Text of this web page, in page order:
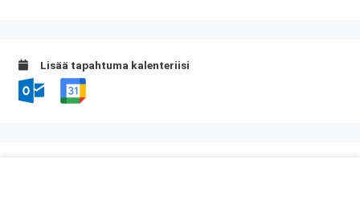
Lisää tapahtuma kalenteriisi